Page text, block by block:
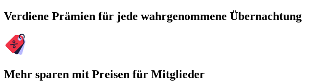
Verdiene Prämien für jede wahrgenommene Übernachtung
Mehr sparen mit Preisen für Mitglieder